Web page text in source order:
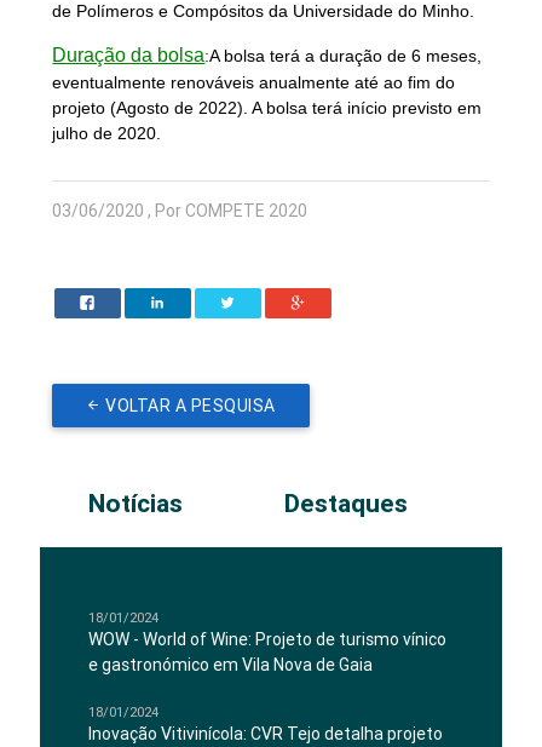
de Polímeros e Compósitos da Universidade do Minho.
Duração da bolsa:A bolsa terá a duração de 6 meses,
eventualmente renováveis anualmente até ao fim do
projeto (Agosto de 2022). A bolsa terá início previsto em
julho de 2020.
03/06/2020 , Por COMPETE 2020
VOLTAR A PESQUISA
Notícias Destaques
18/01/2024
WOW - World of Wine: Projeto de turismo vínico
e gastronómico em Vila Nova de Gaia
18/01/2024
Inovação Vitivinícola: CVR Tejo detalha projeto